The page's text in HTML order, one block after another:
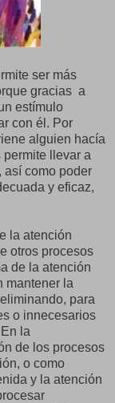
ser más
gracias a
estímulo
con él. Por
alguien hacía
permite llevar a
así como poder
y eficaz,
la atención
otros procesos
de la atención
mantener la
para
o innecesarios
la
de los procesos
o como
y la atención